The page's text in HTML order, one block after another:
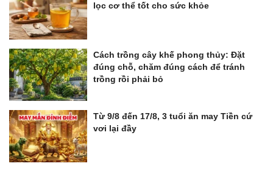
lọc cơ thể tốt cho sức khỏe
Cách trồng cây khế phong thủy: Đặt
đúng chỗ, chăm đúng cách để tránh
trồng rồi phải bỏ
Từ 9/8 đến 17/8, 3 tuổi ăn may Tiền cứ
vơi lại đầy